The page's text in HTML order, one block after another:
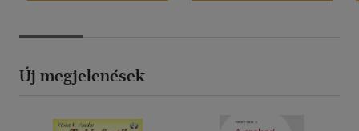
Új megjelenések